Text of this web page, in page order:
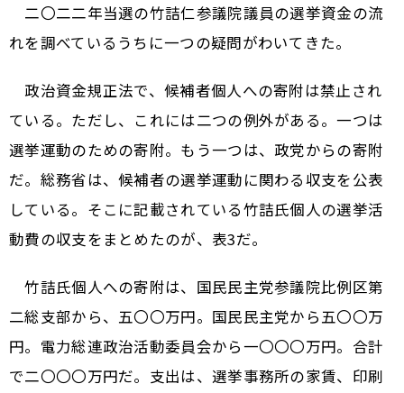
二〇二二年当選の竹詰仁参議院議員の選挙資金の流
れを調べているうちに一つの疑問がわいてきた。
政治資金規正法で、候補者個人への寄附は禁止され
ている。ただし、これには二つの例外がある。一つは
選挙運動のための寄附。もう一つは、政党からの寄附
だ。総務省は、候補者の選挙運動に関わる収支を公表
している。そこに記載されている竹詰氏個人の選挙活
動費の収支をまとめたのが、表3だ。
竹詰氏個人への寄附は、国民民主党参議院比例区第
二総支部から、五〇〇万円。国民民主党から五〇〇万
円。電力総連政治活動委員会から一〇〇〇万円。合計
で二〇〇〇万円だ。支出は、選挙事務所の家賃、印刷